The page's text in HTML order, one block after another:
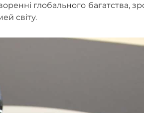
глобального багатства,
світу.